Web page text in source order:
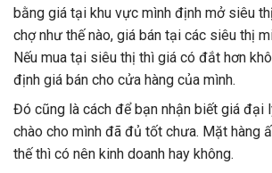
bằng giá tại khu vực mình định mở siêu
chợ như thế nào, giá bán tại các siêu thị
Nếu mua tại siêu thị thì giá có đắt hơn
định giá bán cho cửa hàng của mình.
Đó cũng là cách để bạn nhận biết giá đại
chào cho mình đã đủ tốt chưa. Mặt hàng
thế thì có nên kinh doanh hay không.